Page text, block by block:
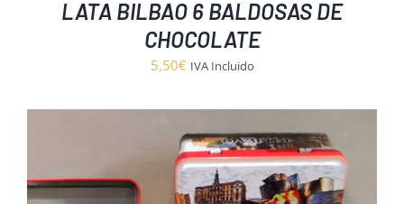
LATA BILBAO 6 BALDOSAS DE
CHOCOLATE
5,50€ IVA Incluido